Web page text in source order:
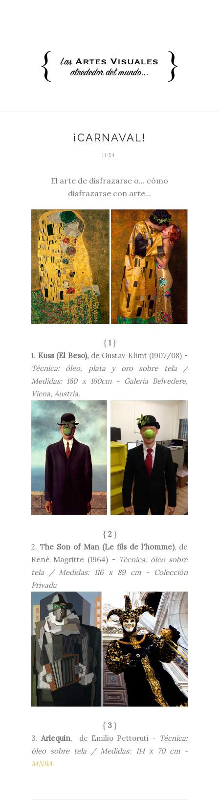
¡CARNAVAL!
11:54
El arte de disfrazarse o... cómo
disfrazarse con arte...
{ 1}
1. Kuss (El Beso), de Gustav Klimt (1907/08) -
Técnica: óleo, plata y oro sobre tela /
Medidas: 180 x 180cm - Galería Belvedere,
Viena, Austria.
{ 2 }
2. The Son of Man (Le fils de l'homme), de
René Magritte (1964) - Técnica: óleo sobre
tela / Medidas: 116 x 89 cm - Colección
Privada
{ 3 }
3.Arlequin, de Emilio Pettoruti - Técnica:
óleo sobre tela / Medidas: 114 x 70 cm -
MNBA